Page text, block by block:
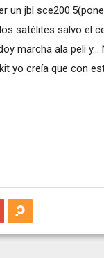
un jbl
satélites salvo el
marcha ala peli
yo creía que con